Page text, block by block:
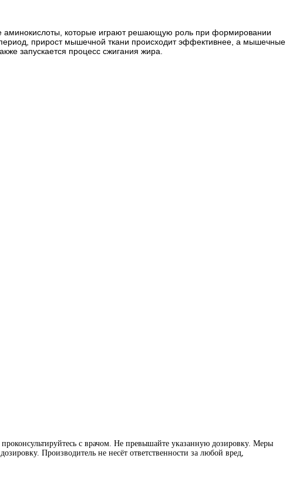
которые играют решающую роль при формировании
прирост мышечной ткани происходит эффективнее, а мышечные
запускается процесс сжигания жира.
с врачом. Не превышайте указанную дозировку. Меры
Производитель не несёт ответственности за любой вред,